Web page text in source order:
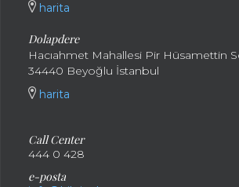
harita
Dolapdere
Hacıahmet Mahallesi Pir Hüsamettin
34440 Beyoğlu İstanbul
harita
Call Center
444 0 428
e-posta